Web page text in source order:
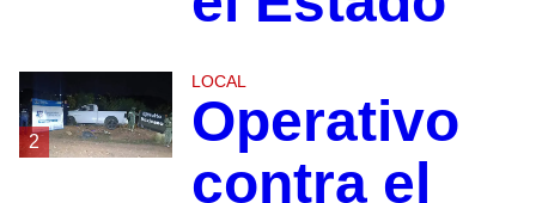
2
LOCAL
Operativo
contra el